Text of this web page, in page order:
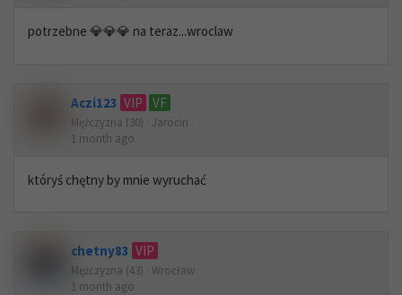
potrzebne 💎💎💎 na teraz...wroclaw
Aczi123 VIP VF
Mężczyzna (30) · Jarocin
1 month ago
któryś chętny by mnie wyruchać
chetny83 VIP
Mężczyzna (43) · Wrocław
1 month ago